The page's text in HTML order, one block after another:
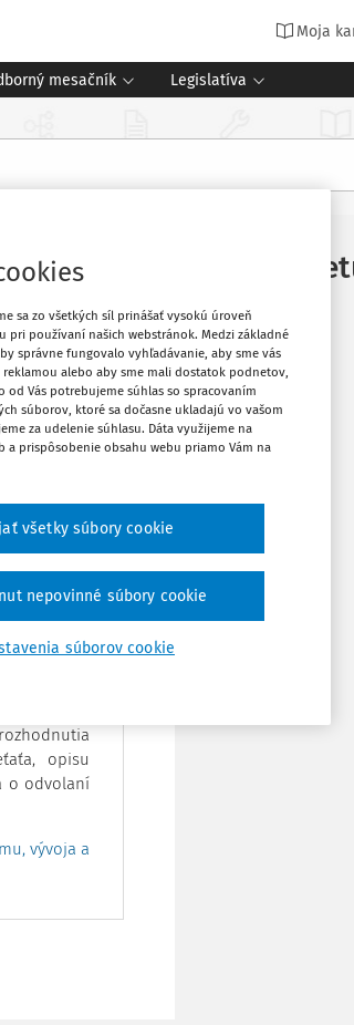
Moja
mesačník Legislatíva
školy z
dieťaťa do
škola
po zohľadnení
školy
opisu
o odvolaní
vývoja a
Obľúbené
sa zo všetkých síl prinášať vysokú úroveň
pri používaní našich webstránok. Medzi základné
správne fungovalo vyhľadávanie, aby sme vás
alebo aby sme mali dostatok podnetov,
od Vás potrebujeme súhlas so spracovaním
súborov, ktoré sa dočasne ukladajú vo vašom
za udelenie súhlasu. Dáta využijeme na
a prispôsobenie obsahu webu priamo Vám na
súborov cookie
nepovinné súbory cookie
všetky súbory cookie